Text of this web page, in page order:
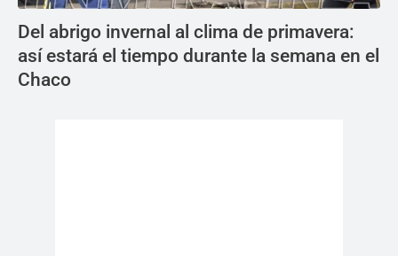
Del abrigo invernal al clima de primavera:
así estará el tiempo durante la semana en el
Chaco